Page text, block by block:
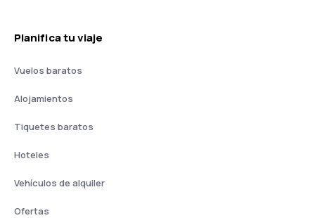
Planifica tu viaje
Vuelos baratos
Alojamientos
Tiquetes baratos
Hoteles
Vehículos de alquiler
Ofertas